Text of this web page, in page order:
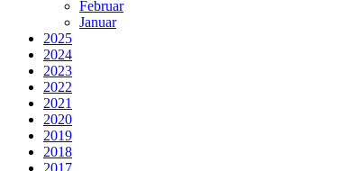
Februar
Januar
2025
2024
2023
2022
2021
2020
2019
2018